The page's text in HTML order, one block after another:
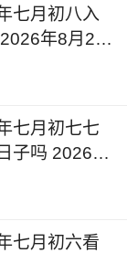
七月初八入
年8月20
七月初七七
子吗 2026年
七月初六看